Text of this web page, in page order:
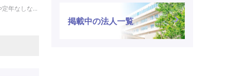
年なしなど
掲載中の法人一覧